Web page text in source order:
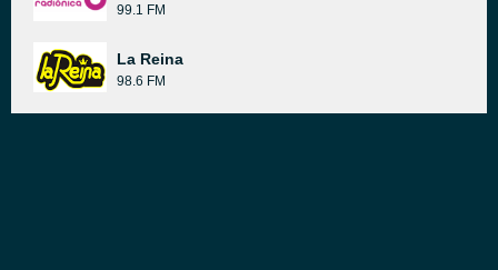
99.1 FM
La Reina
98.6 FM